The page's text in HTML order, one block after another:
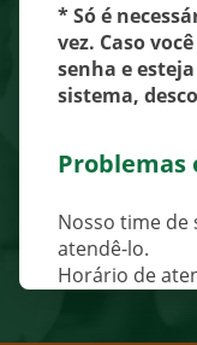
O Cheff
gestão dos
ensino.
Saiba mais
* Só é
vez. Caso
senha e
sistema,
Problemas
Nosso time
atendê-lo.
Horário de